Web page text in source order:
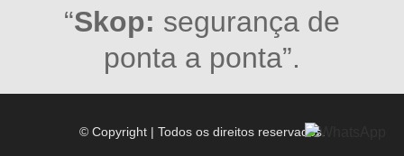
“Skop: segurança de
ponta a ponta”.
© Copyright | Todos os direitos reservados.